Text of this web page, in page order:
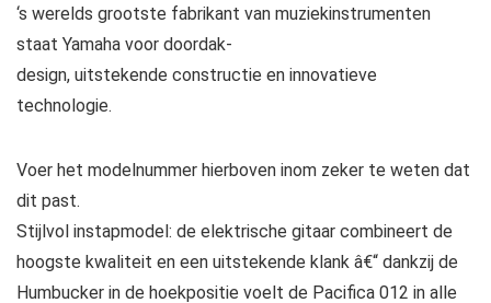
‘s werelds grootste fabrikant van muziekinstrumenten
staat Yamaha voor doordak-
design, uitstekende constructie en innovatieve
technologie.
Voer het modelnummer hierboven inom zeker te weten dat
dit past.
Stijlvol instapmodel: de elektrische gitaar combineert de
hoogste kwaliteit en een uitstekende klank â€“ dankzij de
Humbucker in de hoekpositie voelt de Pacifica 012 in alle